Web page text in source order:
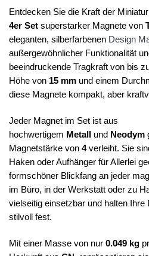
Entdecken Sie die Kraft der
4er Set superstarker Magnete von
eleganten, silberfarbenen Design
außergewöhnlicher Funktionalität
beeindruckende Tragkraft von bis
Höhe von 15 mm und einem
diese Magnete kompakt, aber
Jeder Magnet im Set ist aus
hochwertigem Metall und Neodym
Magnetstärke von 4verleiht. Sie
Haken oder Aufhänger für Allerlei
formschöner Blickfang an jeder
im Büro, in der Werkstatt oder zu
vielseitig einsetzbar und halten
stilvoll fest.
Mit einer Masse von nur 0.049 kg